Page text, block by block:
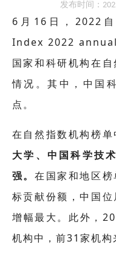
发布时间：
6月16日，2022
Index 2022
国家和科研机构在
情况。其中，中国
点。
在自然指数机构榜
大学、中国科学技
强。在国家和地区
标贡献份额，中国
增幅最大。此外，
机构中，前31家机构